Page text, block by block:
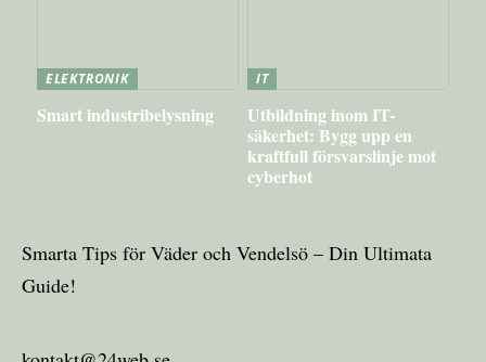
ELEKTRONIK
Smart industribelysning
IT
Utbildning inom IT-
säkerhet: Bygg upp en
kraftfull försvarslinje mot
cyberhot
Smarta Tips för Väder och Vendelsö – Din Ultimata
Guide!